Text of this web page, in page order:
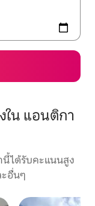
น แอนติกา
นี้ได้รับคะแนนสูง
อื่นๆ